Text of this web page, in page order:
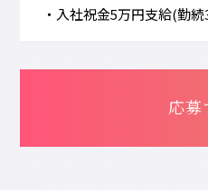
・入社祝金5万円支給(勤
応募